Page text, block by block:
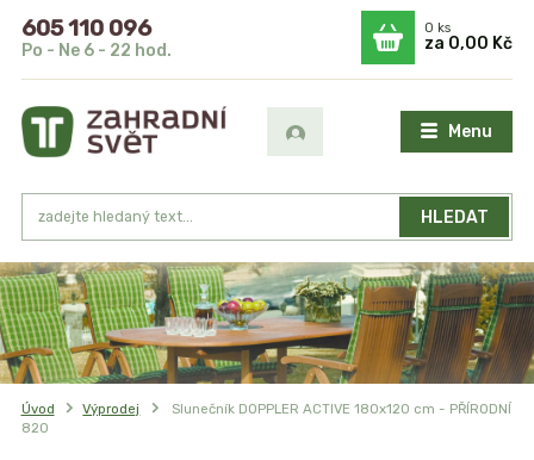
Menu
HLEDAT
605 110 096
Po - Ne 6 - 22 hod.
0ks
za 0,00 Kč
Úvod Výprodej
Slunečník DOPPLER ACTIVE 180x120 cm - PŘÍRODNÍ
820